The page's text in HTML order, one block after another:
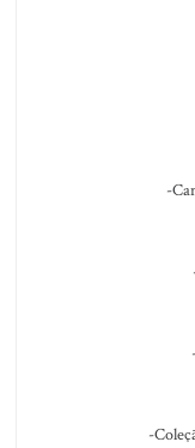
-
-